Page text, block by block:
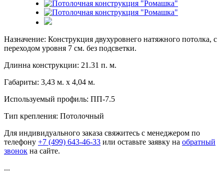
Назначение: Конструкция двухуровнего натяжного потолка, с
переходом уровня 7 см. без подсветки.
Длинна конструкции: 21.31 п. м.
Габариты: 3,43 м. х 4,04 м.
Используемый профиль: ПП-7.5
Тип крепления: Потолочный
Для индивидуального заказа свяжитесь с менеджером по
телефону +7 (499) 643-46-33 или оставьте заявку на обратный
звонок на сайте.
...